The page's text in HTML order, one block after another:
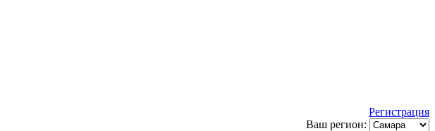
Регистрация
Ваш регион: